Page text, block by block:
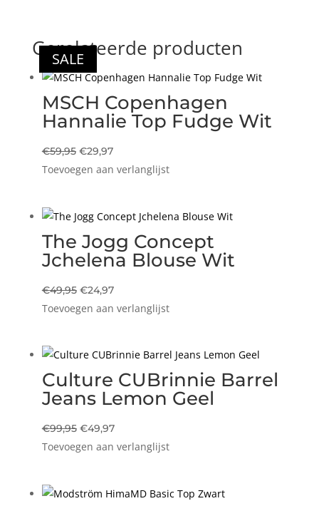
Gerelateerde producten
SALE
MSCH Copenhagen
Hannalie Top Fudge Wit
€59,95 Oorspronkelijke
prijs
€29,97Huidige
prijs
Toevoegen aan verlanglijst
SALE
The Jogg Concept
Jchelena Blouse Wit
€49,95 Oorspronkelijke
prijs
€24,97Huidige
prijs
Toevoegen aan verlanglijst
SALE
Culture CUBrinnie Barrel
Jeans Lemon Geel
€99,95 Oorspronkelijke
prijs
€49,97Huidige
prijs
Toevoegen aan verlanglijst
SALE